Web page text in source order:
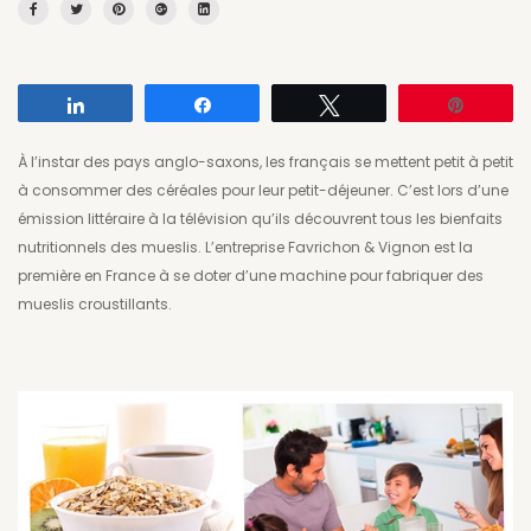
À l’instar des pays anglo-saxons, les français se mettent petit à petit
à consommer des céréales pour leur petit-déjeuner. C’est lors d’une
émission littéraire à la télévision qu’ils découvrent tous les bienfaits
nutritionnels des mueslis. L’entreprise Favrichon & Vignon est la
première en France à se doter d’une machine pour fabriquer des
mueslis croustillants.